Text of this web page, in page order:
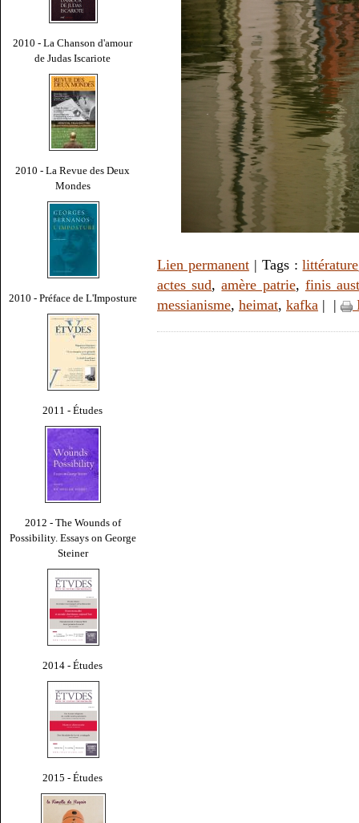
2010 - La Chanson d'amour
de Judas Iscariote
2010 - La Revue des Deux
Mondes
2010 - Préface de L'Imposture
2011 - Études
2012 - The Wounds of
Possibility. Essays on George
Steiner
2014 - Études
2015 - Études
Lien permanent| Tags :littérature
actes sud,amère patrie, finis
messianisme, heimat, kafka | |